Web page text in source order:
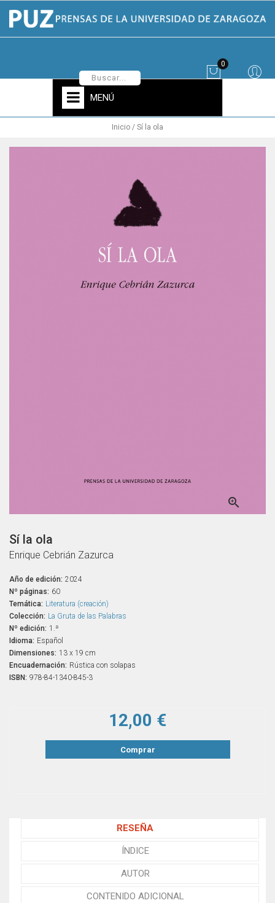
0
MENÚ
Inicio Sí la ola

Sí la ola
Enrique Cebrián Zazurca
Año de edición: 2024
Nº páginas: 60
Temática: Literatura (creación)
Colección: La Gruta de las Palabras
Nº edición: 1.ª
Idioma: Español
Dimensiones: 13 x 19 cm
Encuadernación: Rústica con solapas
ISBN: 978-84-1340-845-3
12,00 €
Comprar
RESEÑA
ÍNDICE
AUTOR
CONTENIDO ADICIONAL